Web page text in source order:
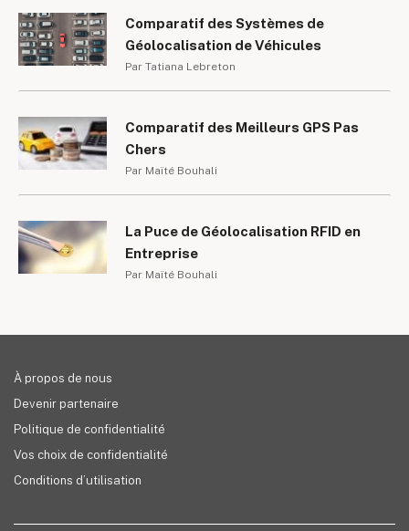
Comparatif des Systèmes de
Géolocalisation de Véhicules
Par Tatiana Lebreton
Comparatif des Meilleurs GPS Pas
Chers
Par Maïté Bouhali
La Puce de Géolocalisation RFID en
Entreprise
Par Maïté Bouhali
À propos de nous
Devenir partenaire
Politique de confidentialité
Vos choix de confidentialité
Conditions d’utilisation